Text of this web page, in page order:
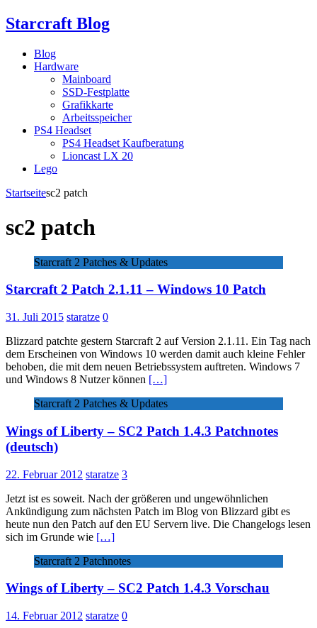
Starcraft Blog
Blog
Hardware
Mainboard
SSD-Festplatte
Grafikkarte
Arbeitsspeicher
PS4 Headset
PS4 Headset Kaufberatung
Lioncast LX 20
Lego
Startseitesc2 patch
sc2 patch
Starcraft 2 Patches & Updates
Starcraft 2 Patch 2.1.11 – Windows 10 Patch
31. Juli 2015 staratze 0
Blizzard patchte gestern Starcraft 2 auf Version 2.1.11. Ein Tag nach
dem Erscheinen von Windows 10 werden damit auch kleine Fehler
behoben, die mit dem neuen Betriebssystem auftreten. Windows 7
und Windows 8 Nutzer können […]
Starcraft 2 Patches & Updates
Wings of Liberty – SC2 Patch 1.4.3 Patchnotes
(deutsch)
22. Februar 2012 staratze 3
Jetzt ist es soweit. Nach der größeren und ungewöhnlichen
Ankündigung zum nächsten Patch im Blog von Blizzard gibt es
heute nun den Patch auf den EU Servern live. Die Changelogs lesen
sich im Grunde wie […]
Starcraft 2 Patchnotes
Wings of Liberty – SC2 Patch 1.4.3 Vorschau
14. Februar 2012 staratze 0